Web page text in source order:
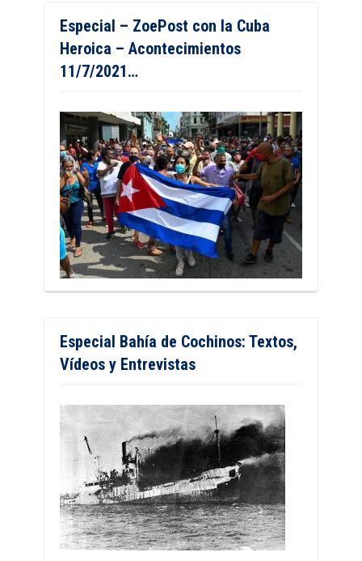
Especial – ZoePost con la Cuba
Heroica – Acontecimientos
11/7/2021…
Especial Bahía de Cochinos: Textos,
Vídeos y Entrevistas